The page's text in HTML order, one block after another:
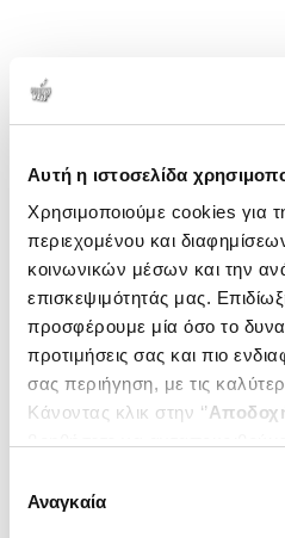
Αυτή η ιστοσελίδα
Χρησιμοποιούμε cookies για
περιεχομένου και
κοινωνικών μέσων και την
επισκεψιμότητάς μας.
προσφέρουμε μία όσο το
προτιμήσεις σας και πιο
σας περιήγηση, με τις
Κάνοντας κλικ στην ‘’
ενδιαφέρουν και να
΄΄και
συγκατάθεσης
Αναγκαία